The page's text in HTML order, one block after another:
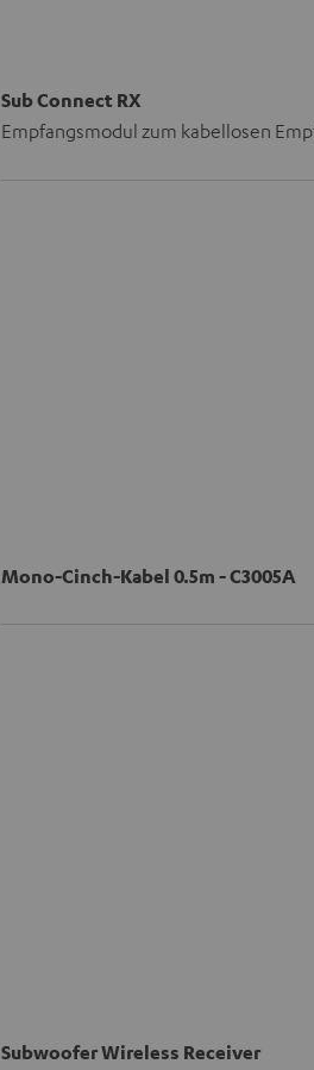
Sub Connect RX
Empfangsmodul zum kabellosen
Mono-Cinch-Kabel 0.5m - C3005A
Subwoofer Wireless Receiver